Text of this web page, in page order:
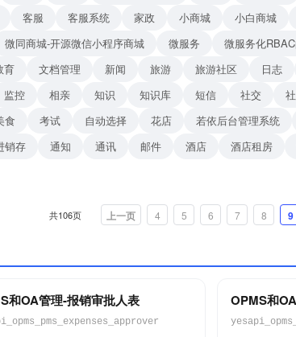
客服 客服系统 家政 小商城 小白商城
微同商城-开源微信小程序商城 微服务 微服务化
育 文档管理 新闻 旅游 旅游社区 日志
监控 相亲 知识 知识库 短信 社交
食 考试 自动选择 花店 若依后台管理系统
销存 通知 通讯 邮件 酒店 酒店租房
上一页 4 5 6 7 8 9
共106页
和OA管理-报销审批人表 OPMS和